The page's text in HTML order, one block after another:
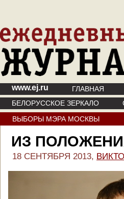
www.ej.ru ГЛАВНАЯ
БЕЛОРУССКОЕ ЗЕРКАЛО
ВЫБОРЫ МЭРА МОСКВЫ
ИЗ
18 СЕНТЯБРЯ 2013,